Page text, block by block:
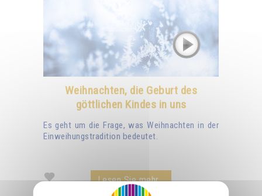
Weihnachten, die Geburt des
göttlichen Kindes in uns
Es geht um die Frage, was Weihnachten in der
Einweihungstradition bedeutet.
Lesen Sie mehr...